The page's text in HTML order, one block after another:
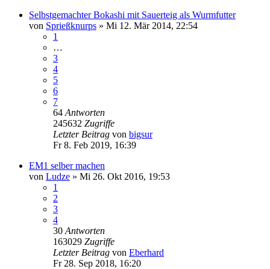
Selbstgemachter Bokashi mit Sauerteig als Wurmfutter
von Sprießknurps » Mi 12. Mär 2014, 22:54
1
…
3
4
5
6
7
64 Antworten
245632 Zugriffe
Letzter Beitrag von bigsur
Fr 8. Feb 2019, 16:39
EM1 selber machen
von Ludze » Mi 26. Okt 2016, 19:53
1
2
3
4
30 Antworten
163029 Zugriffe
Letzter Beitrag von Eberhard
Fr 28. Sep 2018, 16:20